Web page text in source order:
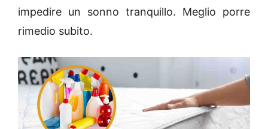
impedire un sonno tranquillo. Meglio porre
rimedio subito.